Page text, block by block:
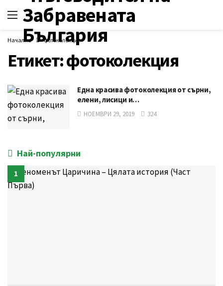
Начална фотоколекция
Етикет:фотоколекция
Една красива фотоколекция от сърни,
елени, лисици и…
НОЕМВРИ 29, 2019 324
Най-популярни